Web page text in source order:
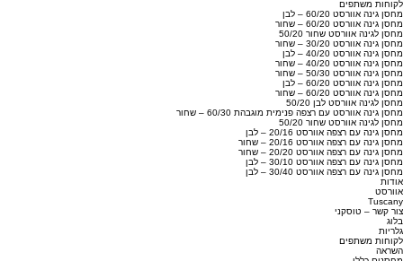
לקוחות משתפים
מחסן גינה אוורסט 60/20 – לבן
מחסן גינה אוורסט 60/20 – שחור
מחסן לגינה אוורסט שחור 50/20
מחסן גינה אוורסט 30/20 – שחור
מחסן גינה אוורסט 40/20 – לבן
מחסן גינה אוורסט 40/20 – שחור
מחסן גינה אוורסט 50/30 – שחור
מחסן גינה אוורסט 60/20 – לבן
מחסן גינה אוורסט 60/20 – שחור
מחסן לגינה אוורסט לבן 50/20
מחסן גינה אוורסט עם רצפה פנימית מוגבהת 60/30 – שחור
מחסן לגינה אוורסט שחור 50/20
מחסן גינה עם רצפה אוורסט 20/16 – לבן
מחסן גינה עם רצפה אוורסט 20/16 – שחור
מחסן גינה עם רצפה אוורסט 20/20 – שחור
מחסן גינה עם רצפה אוורסט 30/10 – לבן
מחסן גינה עם רצפה אוורסט 30/40 – לבן
אודות
אוורסט
Tuscany
צור קשר – טוסקני
בלוג
גלריות
לקוחות משתפים
השראה